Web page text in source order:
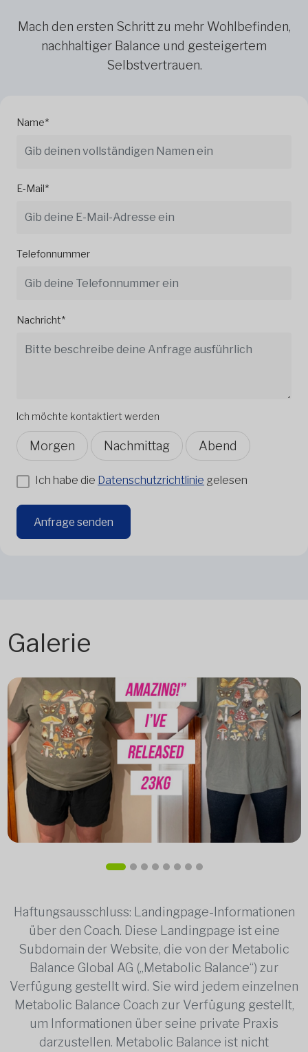
Mach den ersten Schritt zu mehr Wohlbefinden,
nachhaltiger Balance und gesteigertem
Selbstvertrauen.
Name*
E-Mail*
Telefonnummer
Nachricht*
Ich möchte kontaktiert werden
Morgen Nachmittag Abend
Ich habe die Datenschutzrichtlinie gelesen
Anfrage senden
Galerie
Haftungsausschluss: Landingpage-Informationen
über den Coach. Diese Landingpage ist eine
Subdomain der Website, die von der Metabolic
Balance Global AG („Metabolic Balance“) zur
Verfügung gestellt wird. Sie wird jedem einzelnen
Metabolic Balance Coach zur Verfügung gestellt,
um Informationen über seine private Praxis
darzustellen. Metabolic Balance ist nicht